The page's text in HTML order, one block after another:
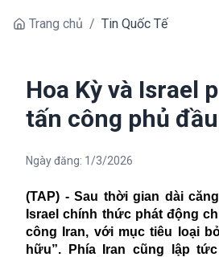
Trang chủ / Tin Quốc Tế
Hoa Kỳ và Israel
tấn công phủ
Ngày đăng: 1/3/2026
(TAP) - Sau thời gian dài
Israel chính thức phát động
công Iran, với mục tiêu loại
hữu”. Phía Iran cũng lập